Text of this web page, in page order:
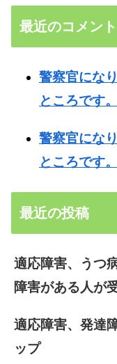
最近のコメント
警察官にな
ところです。
警察官にな
ところです。
最近の投稿
適応障害、うつ
障害がある人が
適応障害、発達
ップ